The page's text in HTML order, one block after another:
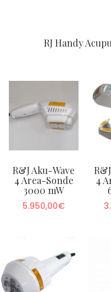
RJ Handy
R&J Aku-Wave
4 Area-Sonde
3000 mW
5.950,00€
4